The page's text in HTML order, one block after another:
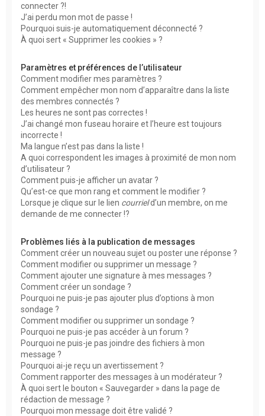
connecter ?!
J’ai perdu mon mot de passe !
Pourquoi suis-je automatiquement déconnecté ?
À quoi sert « Supprimer les cookies » ?
Paramètres et préférences de l’utilisateur
Comment modifier mes paramètres ?
Comment empêcher mon nom d’apparaître dans la liste
des membres connectés ?
Les heures ne sont pas correctes !
J’ai changé mon fuseau horaire et l’heure est toujours
incorrecte !
Ma langue n’est pas dans la liste !
A quoi correspondent les images à proximité de mon nom
d’utilisateur ?
Comment puis-je afficher un avatar ?
Qu’est-ce que mon rang et comment le modifier ?
Lorsque je clique sur le lien courrield’un membre, on me
demande de me connecter !?
Problèmes liés à la publication de messages
Comment créer un nouveau sujet ou poster une réponse ?
Comment modifier ou supprimer un message ?
Comment ajouter une signature à mes messages ?
Comment créer un sondage ?
Pourquoi ne puis-je pas ajouter plus d’options à mon
sondage ?
Comment modifier ou supprimer un sondage ?
Pourquoi ne puis-je pas accéder à un forum ?
Pourquoi ne puis-je pas joindre des fichiers à mon
message ?
Pourquoi ai-je reçu un avertissement ?
Comment rapporter des messages à un modérateur ?
À quoi sert le bouton « Sauvegarder » dans la page de
rédaction de message ?
Pourquoi mon message doit être validé ?